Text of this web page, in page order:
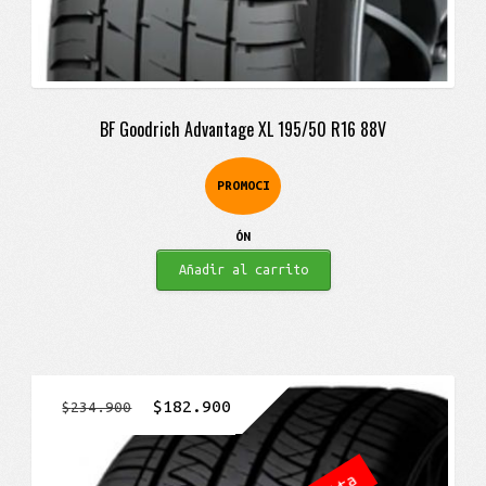
BF Goodrich Advantage XL 195/50 R16 88V
PROMOCI
ÓN
Añadir al carrito
$234.900
El
precio
original
$182.900
precio
actual